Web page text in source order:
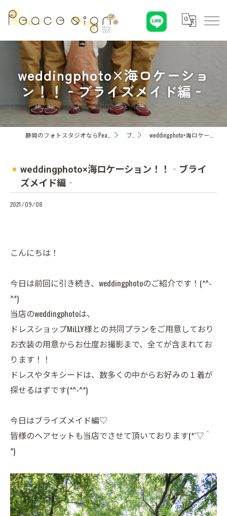
weddingphoto×海ロケーショ
ン！！‐ブライズメイド編‐
ブログ weddingphoto×海ロケーション！！‐ブライズメイド編‐
weddingphoto×海ロケーション！！‐ブライ
ズメイド編‐
2021/09/08
こんにちは！
今日は前回に引き続き、weddingphotoのご紹介です！(*^-
^*)
当店のweddingphotoは、
ドレスショップMiLLY様との共同プランをご用意しており
お衣装の用意からお仕度お撮影まで、全てが含まれてお
ります！！
ドレスやタキシードは、数多くの中からお好みの１着が
探せるはずです(*^-^*)
今日はブライズメイド編♡
皆様のヘアセットも当店でさせて頂いております(*´▽｀
*)